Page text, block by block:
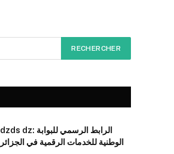
dzds dz: الرابط الرسمي للبوابة
الوطنية للخدمات الرقمية في الجزائر